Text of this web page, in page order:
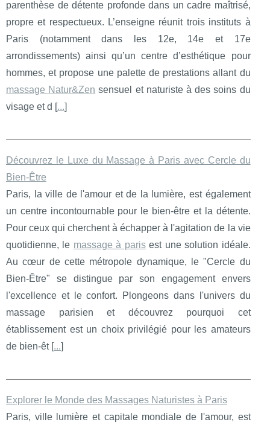
parenthèse de détente profonde dans un cadre maîtrisé,
propre et respectueux. L’enseigne réunit trois instituts à
Paris (notamment dans les 12e, 14e et 17e
arrondissements) ainsi qu’un centre d’esthétique pour
hommes, et propose une palette de prestations allant du
massage Natur&Zen sensuel et naturiste à des soins du
visage et d [...]
Découvrez le Luxe du Massage à Paris avec Cercle du
Bien-Être
Paris, la ville de l'amour et de la lumière, est également
un centre incontournable pour le bien-être et la détente.
Pour ceux qui cherchent à échapper à l'agitation de la vie
quotidienne, le massage à parisest une solution idéale.
Au cœur de cette métropole dynamique, le "Cercle du
Bien-Être" se distingue par son engagement envers
l'excellence et le confort. Plongeons dans l'univers du
massage parisien et découvrez pourquoi cet
établissement est un choix privilégié pour les amateurs
de bien-êt [...]
Explorer le Monde des Massages Naturistes à Paris
Paris, ville lumière et capitale mondiale de l'amour, est